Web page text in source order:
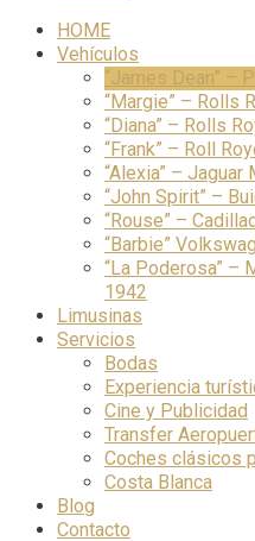
HOME
Vehículos
“James Dean” –
“Margie” – Rolls
“Diana” – Rolls
“Frank” – Roll
“Alexia” – Jaguar
“John Spirit” –
“Rouse” –
“Barbie”
“La Poderosa” –
1942
Limusinas
Servicios
Bodas
Experiencia
Cine y Publicidad
Transfer
Coches clásicos
Costa Blanca
Blog
Contacto